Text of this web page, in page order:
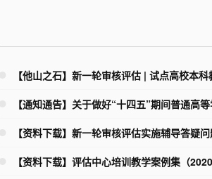
【他山之石】新一轮审核评估 | 试点高校本
【通知通告】关于做好“十四五”期间普通高
【资料下载】新一轮审核评估实施辅导答疑
【资料下载】评估中心培训教学案例集（2020